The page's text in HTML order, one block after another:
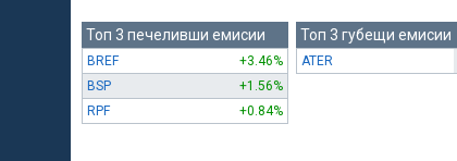
Топ 3 печеливши емисии
BREF
+3.46%
BSP
+1.56%
RPF
+0.84%
Топ 3 губещи емисии
ATER